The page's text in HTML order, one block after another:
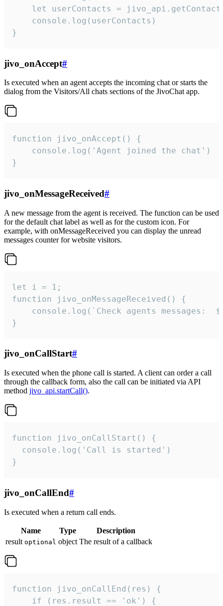
let userContacts =
    console.log(userContacts)
}
jivo_onAccept#
Is executed when an agent accepts the incoming chat or starts the
dialog from the Visitors/All chats sections of the JivoChat app.
function jivo_onAccept() {
}
jivo_onMessageReceived#
A new message from the agent is received. The function can be used
for the default chat label as well as for the custom icon. For
example, with onMessageReceived you can display the unread
messages counter for website visitors.
let i = 1;
function jivo_onMessageReceived() {
}
jivo_onCallStart#
Is executed when the phone call is started. A client can order a call
through the callback form, also the call can be initiated via API
method jivo_api.startCall().
function jivo_onCallStart() {
  console.log('Call is started')
}
jivo_onCallEnd#
Is executed when a return call ends.
Name Type
Description
result optional object The result of a callback
function jivo_onCallEnd(res) {
    if (res.result == 'ok') {